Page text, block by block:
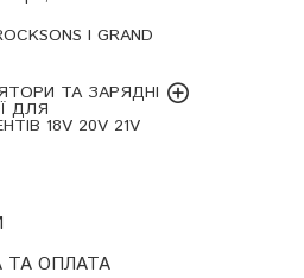
І GRAND
ТА ЗАРЯДНІ
ДЛЯ
18V 20V 21V
ТА ОПЛАТА